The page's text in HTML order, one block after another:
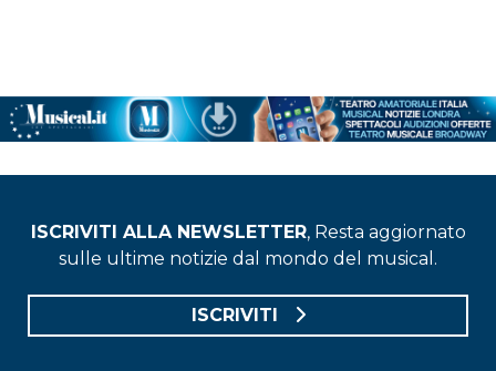
ISCRIVITI ALLA NEWSLETTER, Resta aggiornato
sulle ultime notizie dal mondo del musical.
ISCRIVITI